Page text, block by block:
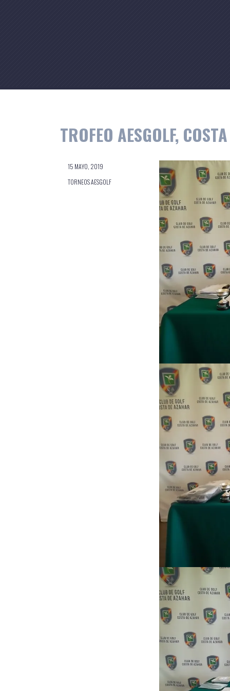
TROFEO AESGOLF,
15 MAYO, 2019
TORNEOS AESGOLF